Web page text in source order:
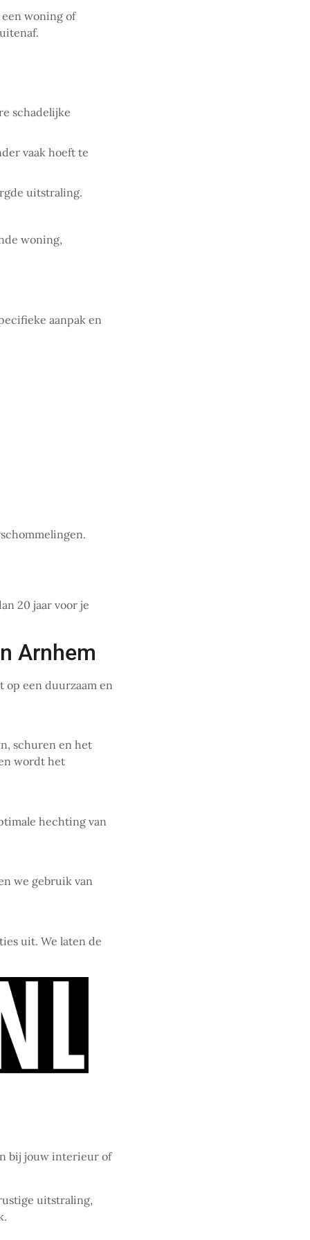
woning of
schadelijke
vaak hoeft te
uitstraling.
woning,
aanpak en
20 jaar voor je
Arnhem
een duurzaam en
schuren en het
wordt het
hechting van
we gebruik van
uit. We laten de
bij jouw interieur of
uitstraling,